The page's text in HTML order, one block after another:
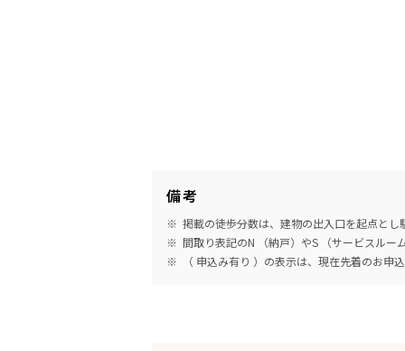
備考
掲載の徒歩分数は、建物の出入口を起点と
間取り表記のN （納戸）やS （サービスル
（ 申込み有り ）の表示は、現在先着のお